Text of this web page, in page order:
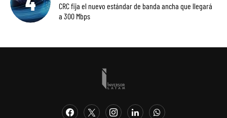
CRC fija el nuevo estándar de banda ancha que llegará
a 300 Mbps